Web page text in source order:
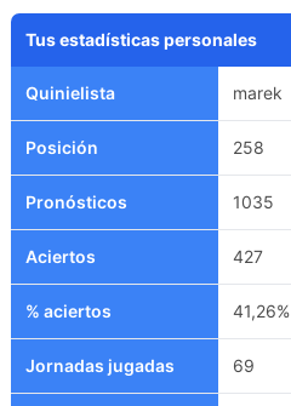
Tus estadísticas personales
Quinielista marek
Posición 258
Pronósticos 1035
Aciertos 427
% aciertos 41,26%
Jornadas jugadas 69